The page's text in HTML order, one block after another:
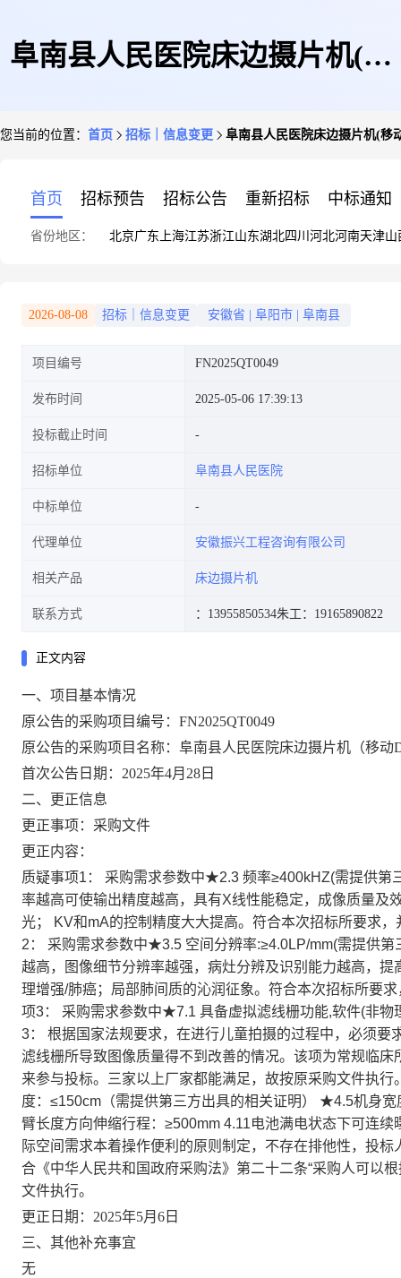
阜南县人民医院床边摄片机(移
您当前的位置： 首页 招标｜信息变更 阜南县人民医院床边摄片机(移
首页 招标预告 招标公告 重新招标 中标通知
省份地区： 北京广东 上海江苏浙江山东湖北四川 河北河南天津山
2026-08-08 招标｜信息变更 安徽省 阜阳市 阜南县
项目编号 FN2025QT0049
发布时间 2025-05-06 17:39:13
投标截止时间
招标单位 阜南县人民医院
中标单位
代理单位 安徽振兴工程咨询有限公司
相关产品 床边摄片机
联系方式 ：13955850534朱工：19165890822
正文内容
一、项目基本情况
原公告的采购项目编号 ： FN2025QT0049
原公告的采购项目名称： 阜南县人民医院床边摄片机（移动
首次公告日期： 2025年4月28日
二、更正信息
更正事项： 采购文件
更正内容：
质疑事项1： 采购需求参数中★2.3 频率≥400kHZ(需提供第
率越高可使输出精度越高，具有X线性能稳定，成像质量及
光； KV和mA的控制精度大大提高。符合本次招标所要求
2： 采购需求参数中★3.5 空间分辨率:≥4.0LP/mm(需提供
越高，图像细节分辨率越强，病灶分辨及识别能力越高，
理增强/肺癌；局部肺间质的沁润征象。符合本次招标所要
项3： 采购需求参数中★7.1 具备虚拟滤线栅功能,软件(非
3： 根据国家法规要求，在进行儿童拍摄的过程中，必须
滤线栅所导致图像质量得不到改善的情况。该项为常规临
来参与投标。三家以上厂家都能满足，故按原采购文件执
度：≤150cm（需提供第三方出具的相关证明） ★4.5机身
臂长度方向伸缩行程：≥500mm 4.11电池满电状态下可连
际空间需求本着操作便利的原则制定，不存在排他性，投
合《中华人民共和国政府采购法》第二十二条“采购人可以
文件执行。
更正日期： 2025年5月6日
三、其他补充事宜
无